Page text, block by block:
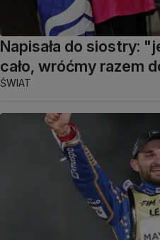
Napisała do siostry:
cało, wróćmy razem
ŚWIAT